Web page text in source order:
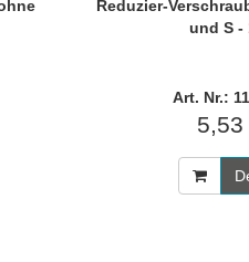
Reduzier-
und S -
Art. Nr.:
5,53